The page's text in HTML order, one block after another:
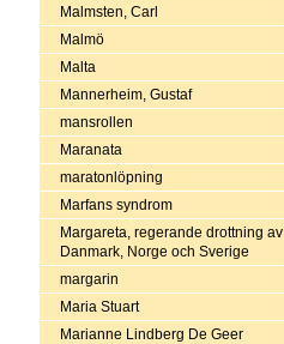
Malmsten, Carl
Malmö
Malta
Mannerheim, Gustaf
mansrollen
Maranata
maratonlöpning
Marfans syndrom
Margareta, regerande drottning av
Danmark, Norge och Sverige
margarin
Maria Stuart
Marianne Lindberg De Geer